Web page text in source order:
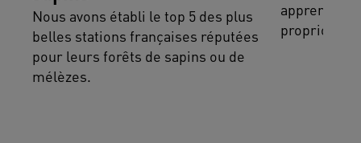
Nous avons établi le top 5 des plus
belles stations françaises réputées
pour leurs forêts de sapins ou de
mélèzes.
apprenez à